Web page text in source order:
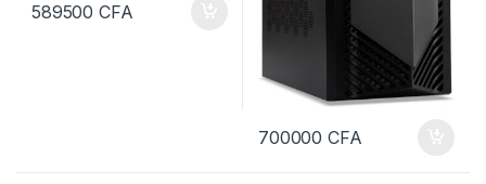
589500CFA
700000CFA